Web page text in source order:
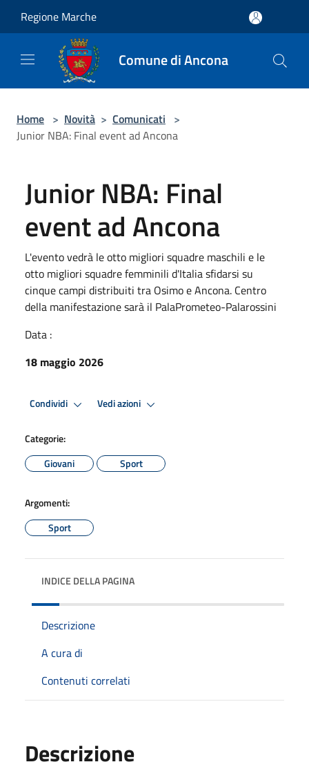
Regione Marche
Comune di Ancona
Home > Novità > Comunicati >
Junior NBA: Final event ad Ancona
Junior NBA: Final
event ad Ancona
L'evento vedrà le otto migliori squadre maschili e le
otto migliori squadre femminili d'Italia sfidarsi su
cinque campi distribuiti tra Osimo e Ancona. Centro
della manifestazione sarà il PalaPrometeo-Palarossini
Data :
18 maggio 2026
Condividi Vedi azioni
Categorie:
Giovani
Sport
Argomenti:
Sport
INDICE DELLA PAGINA
Descrizione
A cura di
Contenuti correlati
Descrizione